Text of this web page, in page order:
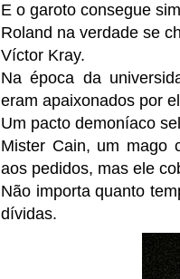
E o garoto consegue
Roland na verdade se
Víctor Kray.
Na época da
eram apaixonados por
Um pacto demoníaco
Mister Cain, um mago
aos pedidos, mas ele
Não importa quanto
dívidas.